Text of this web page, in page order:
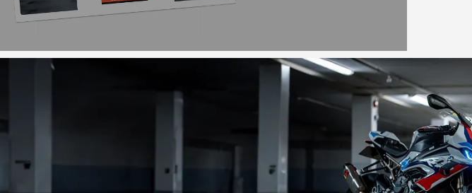
Bestellvorgang war unkompliziert
und der Versand ging flott – am
26.07. bestellt und am 31.07.
geliefert. Die Abdeckplane